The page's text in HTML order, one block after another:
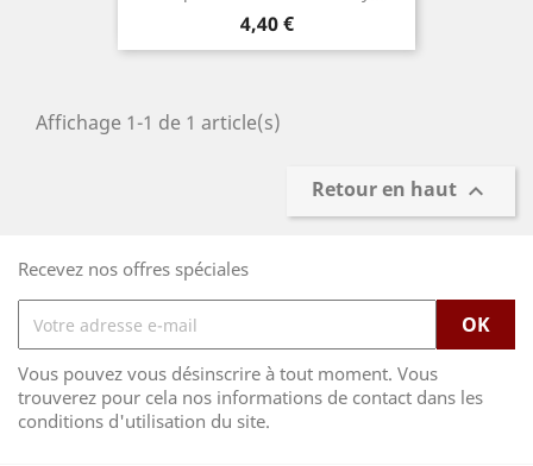
Prix
4,40 €
Affichage 1-1 de 1 article(s)
Retour en haut 
Recevez nos offres spéciales
Vous pouvez vous désinscrire à tout moment. Vous
trouverez pour cela nos informations de contact dans les
conditions d'utilisation du site.